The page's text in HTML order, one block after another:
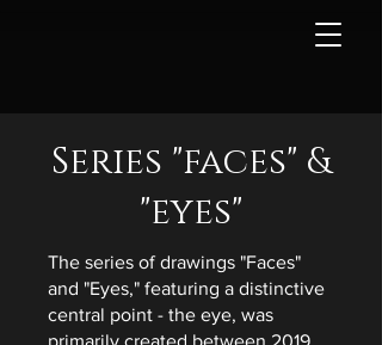
Series "faces" &
"eyes"
The series of drawings "Faces"
and "Eyes," featuring a distinctive
central point - the eye, was
primarily created between 2019